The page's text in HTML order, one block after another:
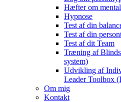
Hæfter om
Hypnose
Test af din
Test af din
Test af dit Team
Træning af
system)
Udvikling af
Leader Toolbox
Om mig
Kontakt